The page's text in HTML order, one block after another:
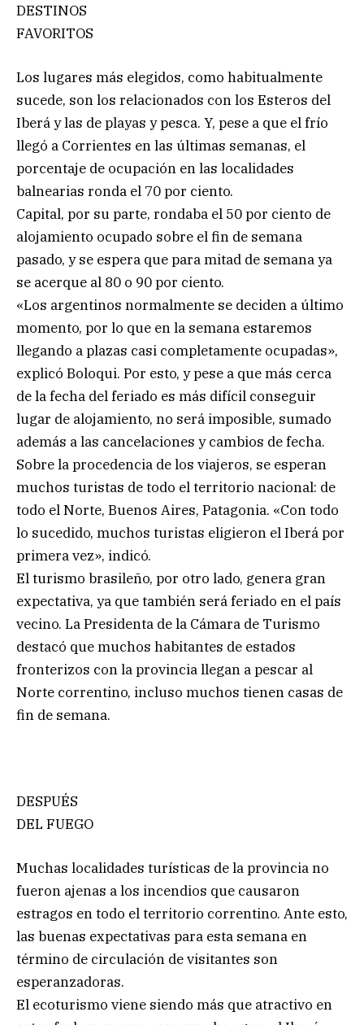
DESTINOS
FAVORITOS
Los lugares más elegidos, como habitualmente
sucede, son los relacionados con los Esteros del
Iberá y las de playas y pesca. Y, pese a que el frío
llegó a Corrientes en las últimas semanas, el
porcentaje de ocupación en las localidades
balnearias ronda el 70 por ciento.
Capital, por su parte, rondaba el 50 por ciento de
alojamiento ocupado sobre el fin de semana
pasado, y se espera que para mitad de semana ya
se acerque al 80 o 90 por ciento.
«Los argentinos normalmente se deciden a último
momento, por lo que en la semana estaremos
llegando a plazas casi completamente ocupadas»,
explicó Boloqui. Por esto, y pese a que más cerca
de la fecha del feriado es más difícil conseguir
lugar de alojamiento, no será imposible, sumado
además a las cancelaciones y cambios de fecha.
Sobre la procedencia de los viajeros, se esperan
muchos turistas de todo el territorio nacional: de
todo el Norte, Buenos Aires, Patagonia. «Con todo
lo sucedido, muchos turistas eligieron el Iberá por
primera vez», indicó.
El turismo brasileño, por otro lado, genera gran
expectativa, ya que también será feriado en el país
vecino. La Presidenta de la Cámara de Turismo
destacó que muchos habitantes de estados
fronterizos con la provincia llegan a pescar al
Norte correntino, incluso muchos tienen casas de
fin de semana.
DESPUÉS
DEL FUEGO
Muchas localidades turísticas de la provincia no
fueron ajenas a los incendios que causaron
estragos en todo el territorio correntino. Ante esto,
las buenas expectativas para esta semana en
término de circulación de visitantes son
esperanzadoras.
El ecoturismo viene siendo más que atractivo en